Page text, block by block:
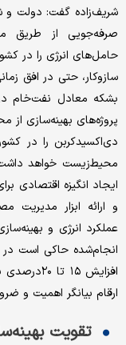
شریف‌‌‌زاده گفت: دولت و
صرفه‌‌‌جویی از طریق
حامل‌‌‌های انرژی را در
بشکه معادل نفت‌خام
پروژه‌‌‌های بهینه‌‌‌سازی
دی‌‌‌اکسیدکربن را در
محیط‌زیست خواهد داشت.
ایجاد انگیزه اقتصادی
و ارائه ابزار
عملکرد انرژی و
انجام‌‌‌شده حاکی است
افزایش
ارقام بیانگر اهمیت و
تقویت